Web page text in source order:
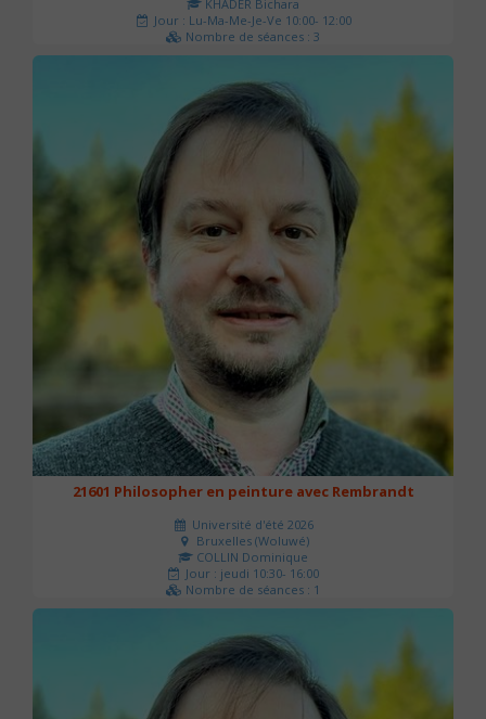
KHADER Bichara
Jour : Lu-Ma-Me-Je-Ve 10:00- 12:00
Nombre de séances : 3
63 €
21601 Philosopher en peinture avec Rembrandt
Université d'été 2026
Bruxelles (Woluwé)
COLLIN Dominique
Jour : jeudi 10:30- 16:00
Nombre de séances : 1
40 €